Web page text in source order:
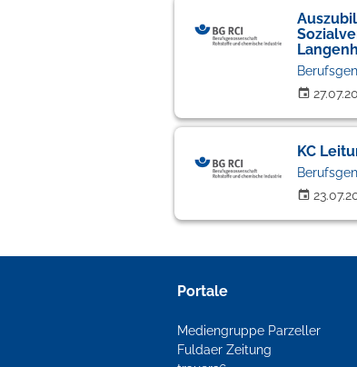
KC
Portale
Mediengruppe Parzeller
Fuldaer Zeitung